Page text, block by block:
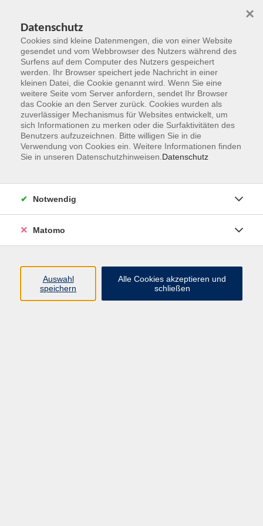
Zum Hauptinhalt springen
Der Kurs konnte nicht gefunden werden.
Erich-Kästner-Str. 5
65232 Taunusstein
info@vhs-rtk.de
Tel: 06128-92770
Datenschutz
Cookies sind kleine Datenmengen, die von einer Website
gesendet und vom Webbrowser des Nutzers während des
Surfens auf dem Computer des Nutzers gespeichert
werden. Ihr Browser speichert jede Nachricht in einer
kleinen Datei, die Cookie genannt wird. Wenn Sie eine
weitere Seite vom Server anfordern, sendet Ihr Browser
das Cookie an den Server zurück. Cookies wurden als
zuverlässiger Mechanismus für Websites entwickelt, um
sich Informationen zu merken oder die Surfaktivitäten des
Benutzers aufzuzeichnen. Bitte willigen Sie in die
Verwendung von Cookies ein. Weitere Informationen finden
Sie in unseren Datenschutzhinweisen. Datenschutz
×
Notwendig
Matomo
Auswahl
speichern
Alle Cookies akzeptieren und
schließen